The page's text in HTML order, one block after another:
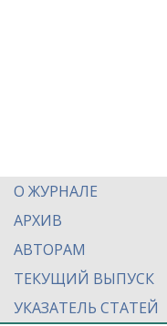
О ЖУРНАЛЕ
АРХИВ
АВТОРАМ
ТЕКУЩИЙ ВЫПУСК
УКАЗАТЕЛЬ СТАТЕЙ